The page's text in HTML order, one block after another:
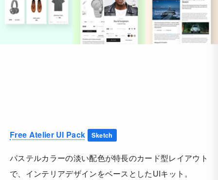
Free Atelier UI Pack Sketch
パステルカラーの淡い配色が特長のカード型レイアウト
で、インテリアデザインをベースとしたUIキット。